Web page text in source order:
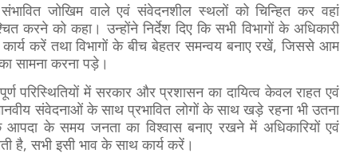
जोखिम वाले एवं संवेदनशील स्थलों को चिन्हित कर वहां
करने को कहा। उन्होंने निर्देश दिए कि सभी विभागों के अधिकारी
कार्य करें तथा विभागों के बीच बेहतर समन्वय बनाए रखें, जिससे आम
सामना करना पड़े।
परिस्थितियों में सरकार और प्रशासन का दायित्व केवल राहत एवं
संवेदनाओं के साथ प्रभावित लोगों के साथ खड़े रहना भी उतना
आपदा के समय जनता का विश्वास बनाए रखने में अधिकारियों एवं
है, सभी इसी भाव के साथ कार्य करें।